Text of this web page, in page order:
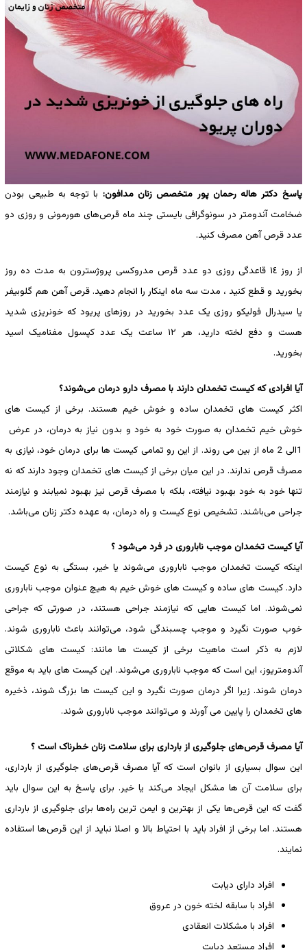
پاسخ دکتر هاله رحمان پور متخصص زنان مدافون: با توجه به طبیعی بودن
ضخامت آندومتر در سونوگرافی بایستی چند ماه قرص‌های هورمونی و روزی دو
عدد قرص آهن مصرف کنید.
از روز ١٤ قاعدگی روزی دو عدد قرص مدروکسی پروژسترون به مدت ده روز
بخورید و قطع کنید ، مدت سه ماه اینکار را انجام دهید. قرص آهن هم گلوبیفر
یا سیدرال فولیکو روزی یک عدد بخورید در روزهای پریود که خونریزی شدید
هست و دفع لخته دارید، هر ١٢ ساعت یک عدد کپسول مفنامیک اسید
بخورید.
آیا افرادی که کیست تخمدان دارند با مصرف دارو درمان می‌شوند؟
اکثر کیست های تخمدان ساده و خوش خیم هستند. برخی از کیست های
خوش خیم تخمدان به صورت خود به خود و بدون نیاز به درمان، در عرض
1الی 2 ماه از بین می روند. از این رو تمامی کیست ها برای درمان خود، نیازی به
مصرف قرص ندارند. در این میان برخی از کیست های تخمدان وجود دارند که نه
تنها خود به خود بهبود نیافته، بلکه با مصرف قرص نیز بهبود نمیابند و نیازمند
جراحی می‌باشند. تشخیص نوع کیست و راه درمان، به عهده دکتر زنان می‌باشد.
آیا کیست تخمدان موجب ناباروری در فرد می‌شود ؟
اینکه کیست تخمدان موجب ناباروری می‌شوند یا خیر، بستگی به نوع کیست
دارد. کیست های ساده و کیست های خوش خیم به هیچ عنوان موجب ناباروری
نمی‌شوند. اما کیست هایی که نیازمند جراحی هستند، در صورتی که جراحی
خوب صورت نگیرد و موجب چسبندگی شود، می‌توانند باعث ناباروری شوند.
لازم به ذکر است ماهیت برخی از کیست ها مانند: کیست های شکلاتی
آندومتریوز، این است که موجب ناباروری می‌شوند. این کیست های باید به موقع
درمان شوند. زیرا اگر درمان صورت نگیرد و این کیست ها بزرگ شوند، ذخیره
های تخمدان را پایین می آورند و می‌توانند موجب ناباروری شوند.
آیا مصرف قرص‌های جلوگیری از بارداری برای سلامت زنان خطرناک است ؟
این سوال بسیاری از بانوان است که آیا مصرف قرص‌های جلوگیری از بارداری،
برای سلامت آن ها مشکل ایجاد می‌کند یا خیر. برای پاسخ به این سوال باید
گفت که این قرص‌ها یکی از بهترین و ایمن ترین راه‌ها برای جلوگیری از بارداری
هستند. اما برخی از افراد باید با احتیاط بالا و اصلا نباید از این قرص‌ها استفاده
نمایند.
افراد دارای دیابت
افراد با سابقه لخته خون در عروق
افراد با مشکلات انعقادی
افراد مستعد دیابت